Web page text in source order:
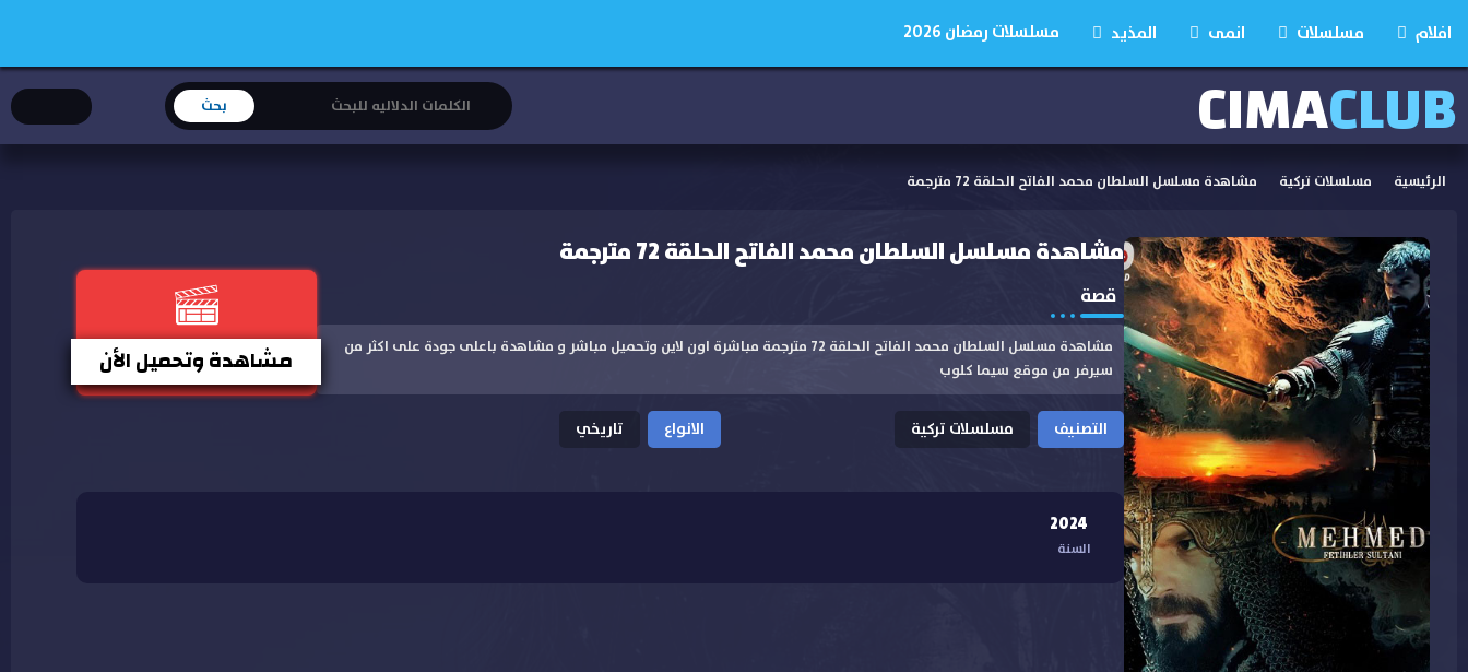
افلام مسلسلات انمى المذيد مسلسلات رمضان 2026
CIMACLUB
الرئيسية مسلسلات تركية مشاهدة مسلسل السلطان محمد الفاتح الحلقة 72 مترجمة
مشاهدة مسلسل السلطان محمد الفاتح الحلقة 72 مترجمة
قصة
مشاهدة مسلسل السلطان محمد الفاتح الحلقة 72 مترجمة مباشرة اون لاين وتحميل مباشر و مشاهدة باعلى جودة على اكثر من
سيرفر من موقع سيما كلوب
التصنيف مسلسلات تركية الانواع تاريخي
مشاهدة وتحميل الأن
2024
السنة